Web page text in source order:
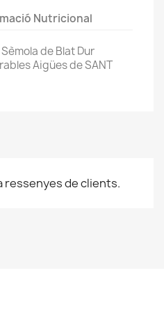
Nutricional
de Blat Dur
Aigües de SANT
ressenyes de clients.